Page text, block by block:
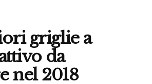
griglie a
da
nel 2018